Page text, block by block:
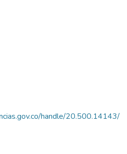
handle/20.500.14143/